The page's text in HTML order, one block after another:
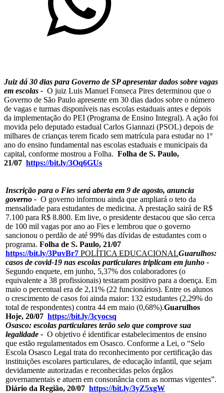
Juiz dá 30 dias para Governo de SP apresentar dados sobre vagas
em escolas - O juiz Luis Manuel Fonseca Pires determinou que o
Governo de São Paulo apresente em 30 dias dados sobre o número
de vagas e turmas disponíveis nas escolas estaduais antes e depois
da implementação do PEI (Programa de Ensino Integral). A ação foi
movida pelo deputado estadual Carlos Giannazi (PSOL) depois de
milhares de crianças terem ficado sem matrícula para estudar no 1º
ano do ensino fundamental nas escolas estaduais e municipais da
capital, conforme mostrou a Folha. Folha de S. Paulo,
21/07 https://bit.ly/3Oq6GUs
Inscrição para o Fies será aberta em 9 de agosto, anuncia
governo - O governo informou ainda que ampliará o teto da
mensalidade para estudantes de medicina. A prestação sairá de R$
7.100 para R$ 8.800. Em live, o presidente destacou que são cerca
de 100 mil vagas por ano ao Fies e lembrou que o governo
sancionou o perdão de até 99% das dívidas de estudantes com o
programa. Folha de S. Paulo, 21/07
https://bit.ly/3PuvBr7 POLÍTICA EDUCACIONALGuarulhos:
casos de covid-19 nas escolas particulares triplicam em junho -
Segundo enquete, em junho, 5,37% dos colaboradores (o
equivalente a 38 profissionais) testaram positivo para a doença. Em
maio o percentual era de 2,11% (22 funcionários). Entre os alunos
o crescimento de casos foi ainda maior: 132 estudantes (2,29% do
total de respondentes) contra 44 em maio (0,68%).Guarulhos
Hoje, 20/07 https://bit.ly/3cyocsq
Osasco: escolas particulares terão selo que comprove sua
legalidade - O objetivo é identificar estabelecimentos de ensino
que estão regulamentados em Osasco. Conforme a Lei, o “Selo
Escola Osasco Legal trata do reconhecimento por certificação das
instituições escolares particulares, de educação infantil, que sejam
devidamente autorizadas e reconhecidas pelos órgãos
governamentais e atuem em consonância com as normas vigentes”.
Diário da Região, 20/07 https://bit.ly/3yZ5xgW